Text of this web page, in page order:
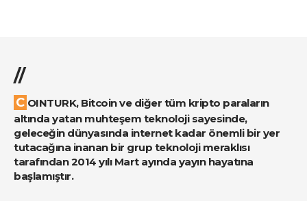
//
COINTURK, Bitcoin ve diğer tüm kripto paraların
altında yatan muhteşem teknoloji sayesinde,
geleceğin dünyasında internet kadar önemli bir yer
tutacağına inanan bir grup teknoloji meraklısı
tarafından 2014 yılı Mart ayında yayın hayatına
başlamıştır.